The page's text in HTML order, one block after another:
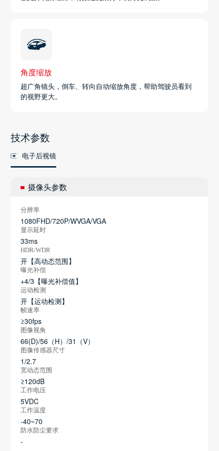
角度缩放
超广角镜头，倒车、转向自动缩放角度，帮助驾驶员看到
的视野更大。
技术参数
电子后视镜
摄像头参数
分辨率
1080FHD/720P/WVGA/VGA
显示延时
33ms
HDR/WDR
开【高动态范围】
曝光补偿
+4/3【曝光补偿值】
运动检测
开【运动检测】
帧速率
≥30fps
图像视角
66(D)/56（H）/31（V）
图像传感器尺寸
1/2.7
宽动态范围
≥120dB
工作电压
5VDC
工作温度
-40~70
防水防尘要求
-